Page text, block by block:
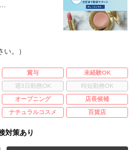
…
。）
賞与
未経験OK
週3日勤務OK
時短勤務OK
オープニング
店長候補
ナチュラルコスメ 百貨店
対策あり